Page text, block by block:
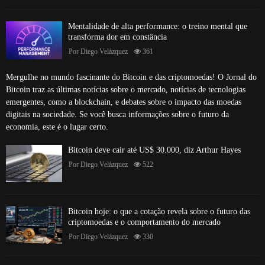
Mentalidade de alta performance: o treino mental que
transforma dor em constância
Por Diego Velázquez 361
Mergulhe no mundo fascinante do Bitcoin e das criptomoedas! O Jornal do
Bitcoin traz as últimas notícias sobre o mercado, notícias de tecnologias
emergentes, como a blockchain, e debates sobre o impacto das moedas
digitais na sociedade. Se você busca informações sobre o futuro da
economia, este é o lugar certo.
Bitcoin deve cair até US$ 30.000, diz Arthur Hayes
Por Diego Velázquez 522
Bitcoin hoje: o que a cotação revela sobre o futuro das
criptomoedas e o comportamento do mercado
Por Diego Velázquez 330